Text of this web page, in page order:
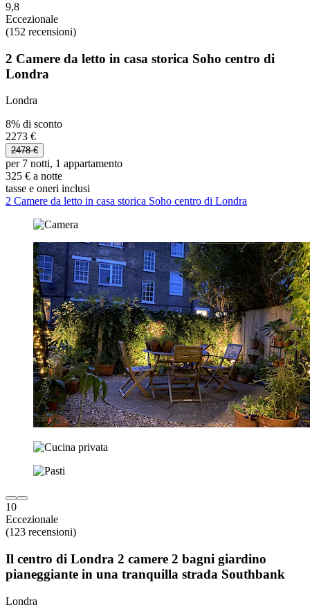
9,8
Eccezionale
(152 recensioni)
2 Camere da letto in casa storica Soho centro di
Londra
Londra
8% di sconto
2273 €
2478 €
per 7 notti, 1 appartamento
325 € a notte
tasse e oneri inclusi
2 Camere da letto in casa storica Soho centro di Londra
10
Eccezionale
(123 recensioni)
Il centro di Londra 2 camere 2 bagni giardino
pianeggiante in una tranquilla strada Southbank
Londra